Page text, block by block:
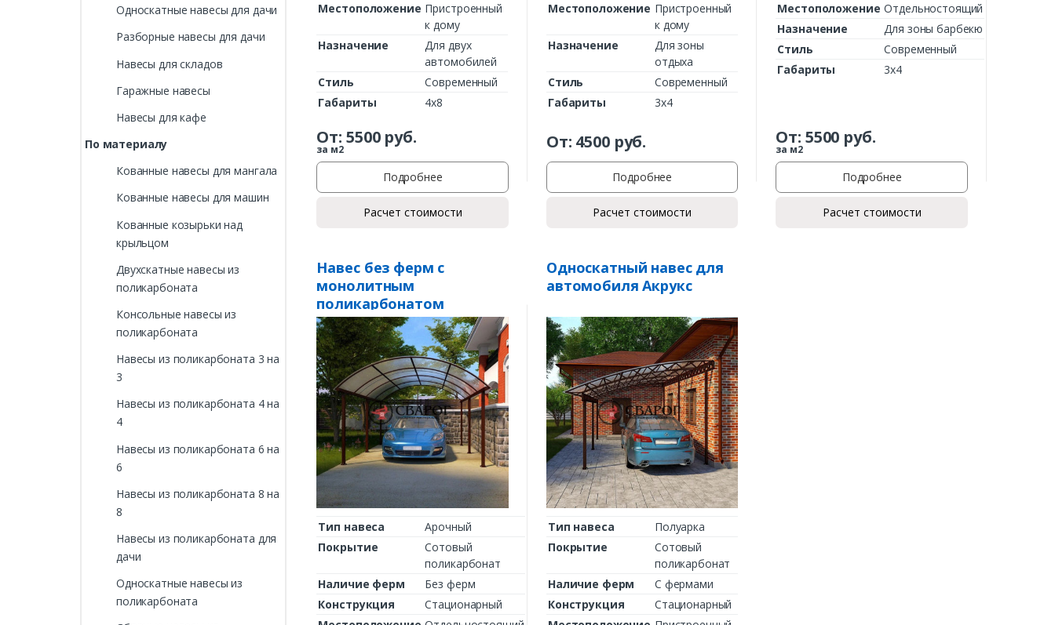
Заказать
Ваше имя*
Комментарий к заказу
Местоположение Пристроенный
к дому
Назначение
Для двух
автомобилей
Стиль
Современный
Габариты
4х8
От: 5500руб.
за м2
Подробнее
Расчет стоимости
Местоположение Пристроенный
к дому
Назначение
Для зоны
отдыха
Стиль
Современный
Габариты
3х4
От: 4500руб.
Подробнее
Расчет стоимости
Местоположение Отдельностоящий
Назначение
Для зоны барбекю
Стиль
Современный
Габариты
3х4
От: 5500 руб.
за м2
Подробнее
Расчет стоимости
Навес без ферм с
монолитным
поликарбонатом
«Кротон»
Тип навеса
Арочный
Покрытие
Сотовый
поликарбонат
Наличие ферм
Без ферм
Конструкция
Стационарный
Односкатный навес для
автомобиля Акрукс
Тип навеса
Полуарка
Покрытие
Сотовый
поликарбонат
Наличие ферм
С фермами
Конструкция
Стационарный
Односкатные навесы для дачи
Разборные навесы для дачи
Навесы для складов
Гаражные навесы
Навесы для кафе
По материалу
Кованные навесы для мангала
Кованные навесы для машин
Кованные козырьки над
крыльцом
Двухскатные навесы из
поликарбоната
Консольные навесы из
поликарбоната
Навесы из поликарбоната 3 на
3
Навесы из поликарбоната 4 на
4
Навесы из поликарбоната 6 на
6
Навесы из поликарбоната 8 на
8
Навесы из поликарбоната для
дачи
Односкатные навесы из
поликарбоната